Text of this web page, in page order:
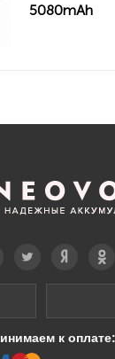
5080mAh
к оплате: